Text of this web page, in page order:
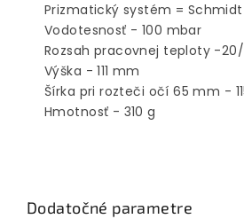
Prizmatický systém =
Vodotesnosť - 100 mbar
Rozsah pracovnej teploty -
Výška - 111 mm
Šírka pri rozteči očí 65 mm -
Hmotnosť - 310 g
Dodatočné parametre